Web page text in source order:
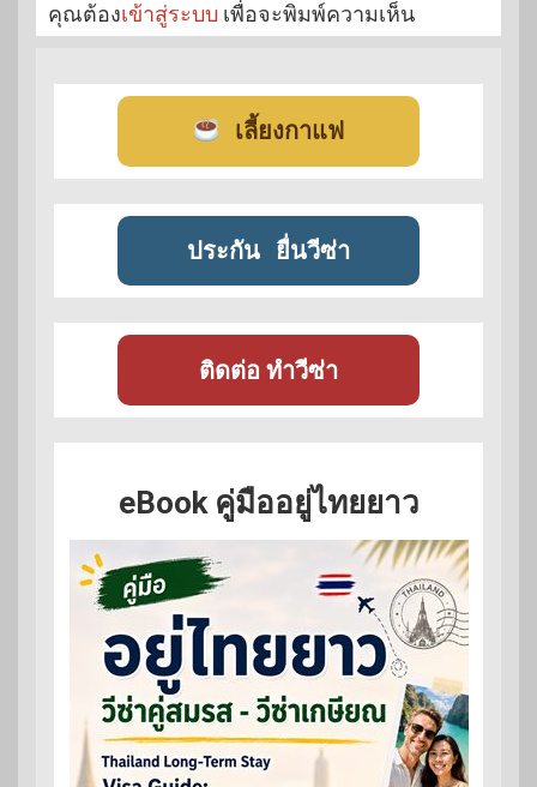
คุณต้องเข้าสู่ระบบ เพื่อจะพิมพ์ความเห็น
เลี้ยงกาแฟ
ประกัน ยื่นวีซ่า
ติดต่อ ทำวีซ่า
eBook คู่มืออยู่ไทยยาว